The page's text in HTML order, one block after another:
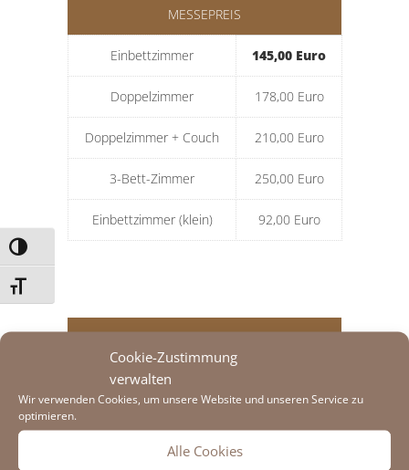
Cookie-Zustimmung
verwalten
Wir verwenden Cookies, um unsere Website und unseren Service zu
optimieren.
Alle Cookies
Umschalten auf hohe Kontraste
Schrift vergrößern
MESSEPREIS
Einbettzimmer 145,00 Euro
Doppelzimmer 178,00 Euro
Doppelzimmer + Couch 210,00 Euro
3-Bett-Zimmer 250,00 Euro
Einbettzimmer (klein) 92,00 Euro
OKTOBERFESTPREIS
Einbettzimmer
Doppelzimmer + Couch